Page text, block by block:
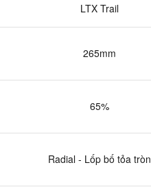
LTX Trail
265mm
65%
Radial - Lốp bố tỏa tròn